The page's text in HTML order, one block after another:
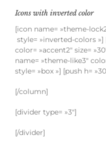
Icons with inverted color
[icon name= »theme-
style= »inverted-colors
color= »accent2″ size=
name= »theme-like3″
style= »box »] [push h=
[/column]
[divider type= »3″]
[/divider]